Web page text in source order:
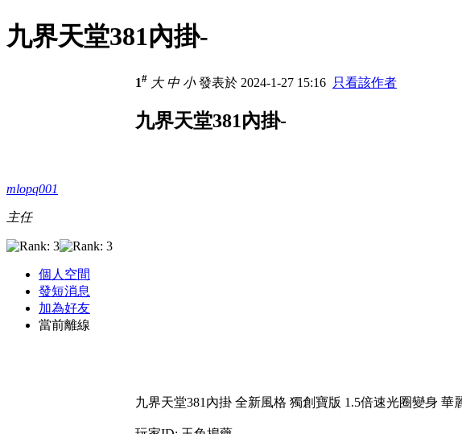
九界天堂381內掛-
mlopq001
主任
個人空間
發短消息
加為好友
當前離線
1# 大 中 小發表於 2024-1-27 15:16 只看該作者
九界天堂381內掛-
九界天堂381內掛 全新風格 獨創寶版 1.5倍速光圈變身 華